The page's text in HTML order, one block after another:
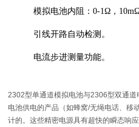
模拟电池内阻：0-1Ω，
引线开路自动检测。
电流步进测量功能。
2302型单通道模拟电池与2306型双通道
电池供电的产品（如蜂窝/无绳电话、移
计的。这些精密电源具有超快的瞬态响